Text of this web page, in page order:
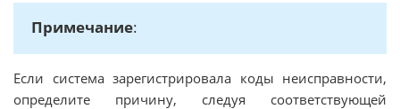
Примечание:
Если система зарегистрировала коды неисправности,
определите причину, следуя соответствующей